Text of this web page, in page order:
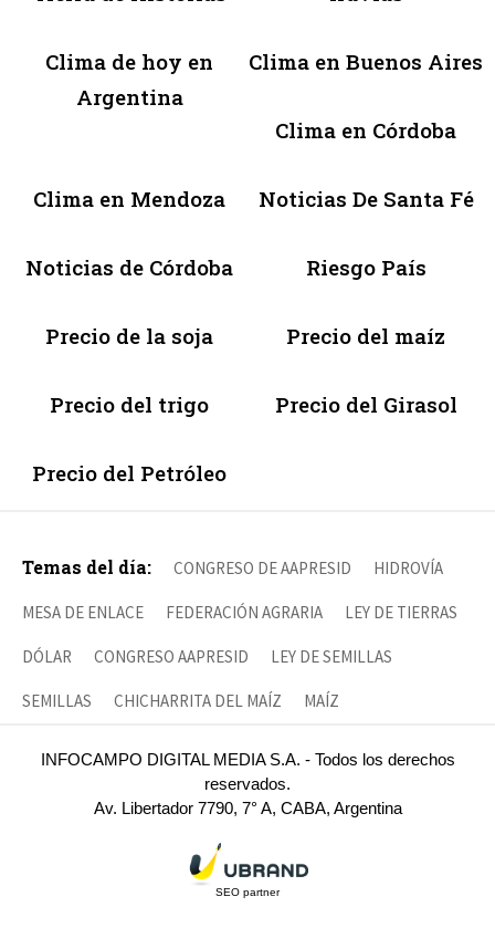
Clima de hoy en
Argentina
Clima en Buenos Aires
Clima en Córdoba
Clima en Mendoza Noticias De Santa Fé
Noticias de Córdoba Riesgo País
Precio de la soja Precio del maíz
Precio del trigo Precio del Girasol
Precio del Petróleo
Temas del día: CONGRESO DE AAPRESID HIDROVÍA
MESA DE ENLACE FEDERACIÓN AGRARIA LEY DE TIERRAS
DÓLAR CONGRESO AAPRESID LEY DE SEMILLAS
SEMILLAS CHICHARRITA DEL MAÍZ MAÍZ
INFOCAMPO DIGITAL MEDIA S.A. - Todos los derechos
reservados.
Av. Libertador 7790, 7° A, CABA, Argentina
SEO partner